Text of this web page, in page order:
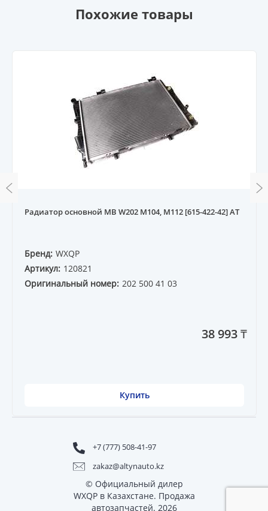
Похожие товары
Радиатор основной MB W202 M104, M112 [615-422-42] AT
Бренд: WXQP
Артикул: 120821
Оригинальный номер: 202 500 41 03
38 993 ₸
Купить
+7 (777) 508-41-97
zakaz@altynauto.kz
© Официальный дилер
WXQP в Казахстане. Продажа
автозапчастей. 2026